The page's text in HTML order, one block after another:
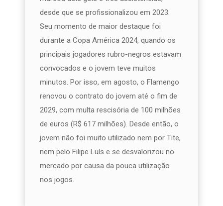
desde que se profissionalizou em 2023.
Seu momento de maior destaque foi
durante a Copa América 2024, quando os
principais jogadores rubro-negros estavam
convocados e o jovem teve muitos
minutos. Por isso, em agosto, o Flamengo
renovou o contrato do jovem até o fim de
2029, com multa rescisória de 100 milhões
de euros (R$ 617 milhões). Desde então, o
jovem não foi muito utilizado nem por Tite,
nem pelo Filipe Luís e se desvalorizou no
mercado por causa da pouca utilização
nos jogos.